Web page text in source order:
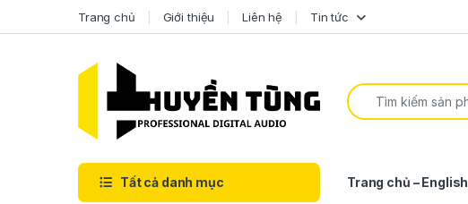
Trang chủ Giới thiệu Liên hệ Tin tức
Tất cả danh mục Trang chủ – English